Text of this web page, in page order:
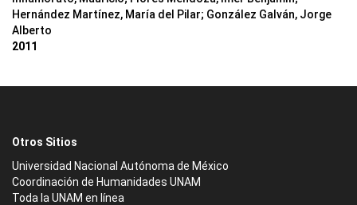
Hernández Martínez, María del Pilar; González Galván, Jorge
Alberto
2011
Otros Sitios
Universidad Nacional Autónoma de México
Coordinación de Humanidades UNAM
Toda la UNAM en línea